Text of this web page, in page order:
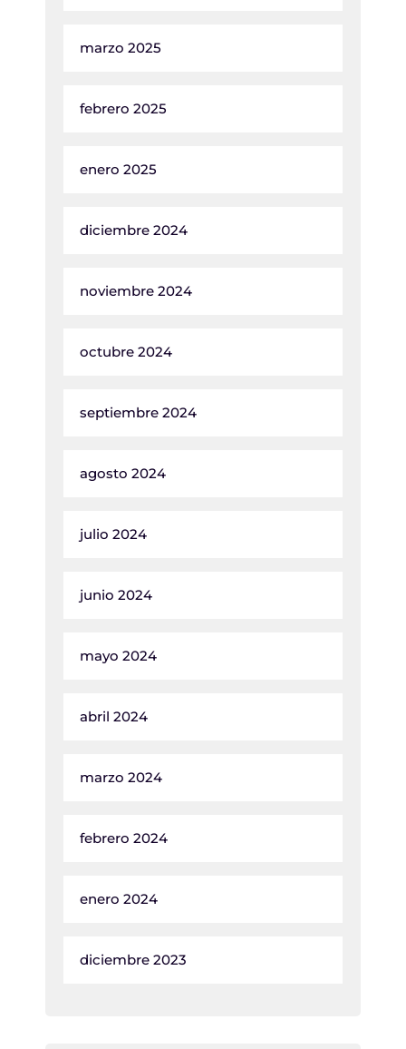
marzo 2025
febrero 2025
enero 2025
diciembre 2024
noviembre 2024
octubre 2024
septiembre 2024
agosto 2024
julio 2024
junio 2024
mayo 2024
abril 2024
marzo 2024
febrero 2024
enero 2024
diciembre 2023